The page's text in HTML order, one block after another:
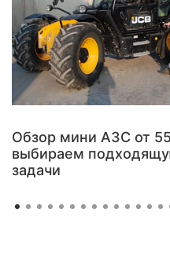
Обзор мини АЗС от
выбираем
задачи